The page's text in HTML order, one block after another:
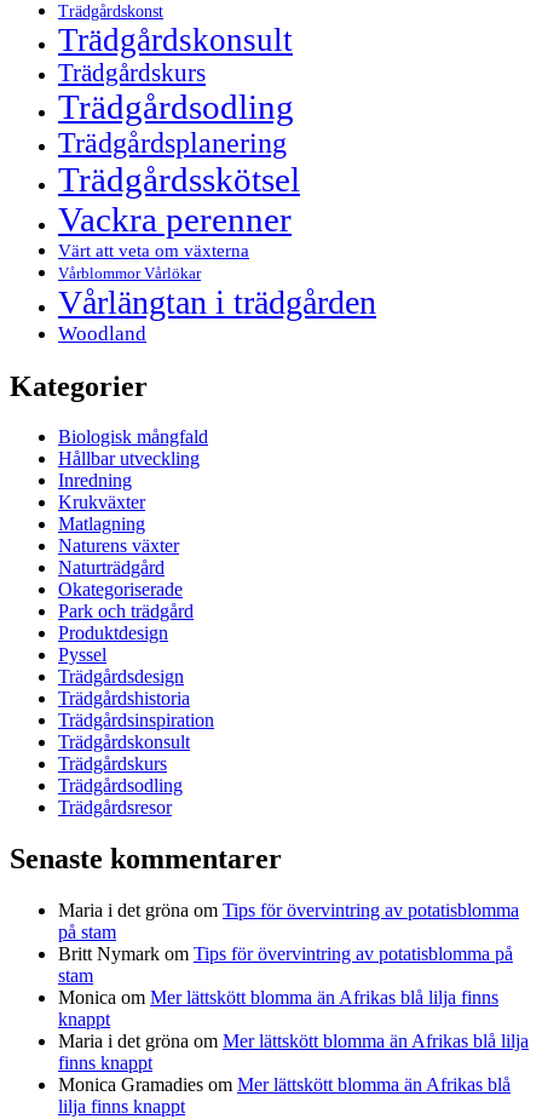
Trädgårdskonst
Trädgårdskonsult
Trädgårdskurs
Trädgårdsodling
Trädgårdsplanering
Trädgårdsskötsel
Vackra perenner
Värt att veta om växterna
Vårblommor Vårlökar
Vårlängtan i trädgården
Woodland
Kategorier
Biologisk mångfald
Hållbar utveckling
Inredning
Krukväxter
Matlagning
Naturens växter
Naturträdgård
Okategoriserade
Park och trädgård
Produktdesign
Pyssel
Trädgårdsdesign
Trädgårdshistoria
Trädgårdsinspiration
Trädgårdskonsult
Trädgårdskurs
Trädgårdsodling
Trädgårdsresor
Senaste kommentarer
Maria i det gröna om Tips för övervintring av potatisblomma
på stam
Britt Nymark om Tips för övervintring av potatisblomma på
stam
Monica om Mer lättskött blomma än Afrikas blå lilja finns
knappt
Maria i det gröna om Mer lättskött blomma än Afrikas blå lilja
finns knappt
Monica Gramadies om Mer lättskött blomma än Afrikas blå
lilja finns knappt